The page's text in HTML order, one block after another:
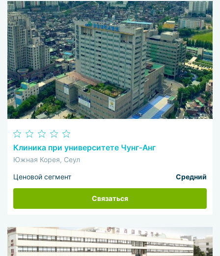
Клиника при университете Чунг-Анг
Южная Корея, Сеул
Ценовой сегмент Средний
Связаться